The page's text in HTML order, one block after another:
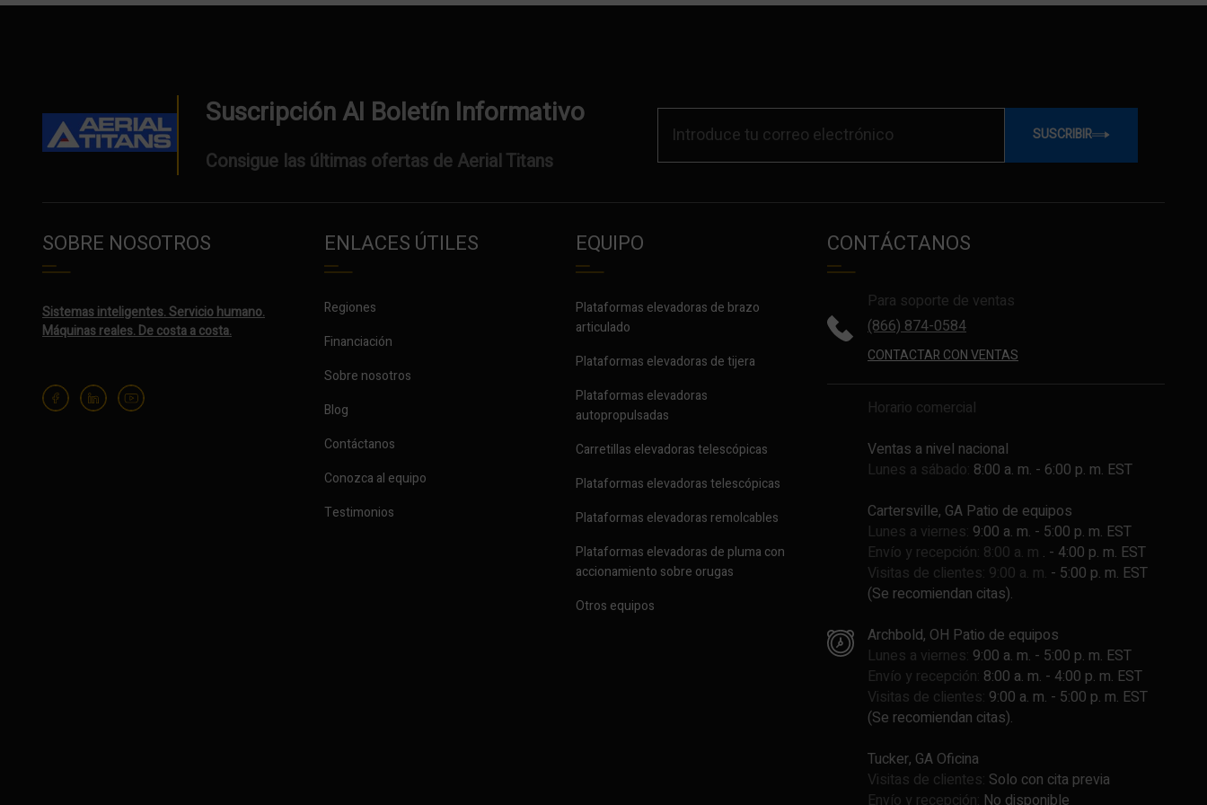
Suscripción Al Boletín Informativo
Consigue las últimas ofertas de Aerial Titans
SUSCRIBIR
SOBRE NOSOTROS
Sistemas inteligentes. Servicio humano.
Máquinas reales. De costa a costa.
ENLACES ÚTILES
Regiones
Financiación
Sobre nosotros
Blog
Contáctanos
Conozca al equipo
Testimonios
EQUIPO
Plataformas elevadoras de brazo
articulado
Plataformas elevadoras de tijera
Plataformas elevadoras
autopropulsadas
Carretillas elevadoras telescópicas
Plataformas elevadoras telescópicas
Plataformas elevadoras remolcables
Plataformas elevadoras de pluma con
accionamiento sobre orugas
Otros equipos
CONTÁCTANOS
Para soporte de ventas
(866) 874-0584
CONTACTAR CON VENTAS
Horario comercial
Ventas a nivel nacional
Lunes a sábado: 8:00 a. m. - 6:00 p. m. EST
Cartersville, GA Patio de equipos
Lunes a viernes: 9:00 a. m. - 5:00 p. m. EST
Envío y recepción: 8:00 a. m . - 4:00 p. m. EST
Visitas de clientes: 9:00 a. m. - 5:00 p. m. EST
(Se recomiendan citas).
Archbold, OH Patio de equipos
Lunes a viernes: 9:00 a. m. - 5:00 p. m. EST
Envío y recepción: 8:00 a. m. - 4:00 p. m. EST
Visitas de clientes: 9:00 a. m. - 5:00 p. m. EST
(Se recomiendan citas).
Tucker, GA Oficina
Visitas de clientes: Solo con cita previa
Envío y recepción: No disponible